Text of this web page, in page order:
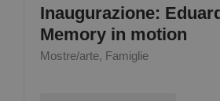
Inaugurazione:
Memory in motion
Mostre/arte, Famiglie